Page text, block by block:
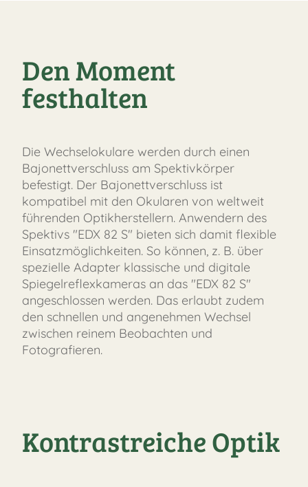
Den Moment
festhalten
Die Wechselokulare werden durch einen
Bajonettverschluss am Spektivkörper
befestigt. Der Bajonettverschluss ist
kompatibel mit den Okularen von weltweit
führenden Optikherstellern. Anwendern des
Spektivs "EDX 82 S" bieten sich damit flexible
Einsatzmöglichkeiten. So können, z. B. über
spezielle Adapter klassische und digitale
Spiegelreflexkameras an das "EDX 82 S"
angeschlossen werden. Das erlaubt zudem
den schnellen und angenehmen Wechsel
zwischen reinem Beobachten und
Fotografieren.
Kontrastreiche Optik